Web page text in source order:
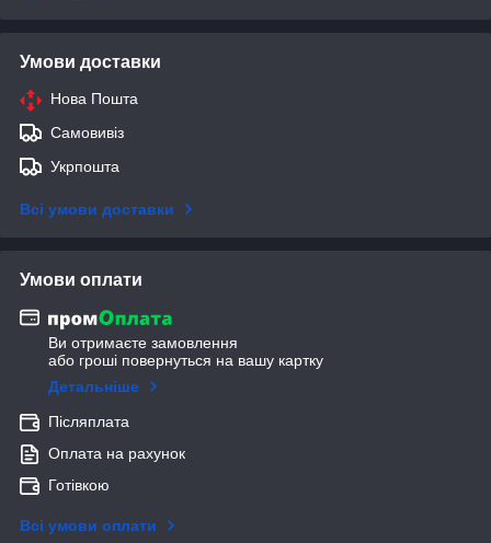
Умови доставки
Нова Пошта
Самовивіз
Укрпошта
Всі умови доставки
Умови оплати
Ви отримаєте замовлення
або гроші повернуться на вашу картку
Детальніше
Післяплата
Оплата на рахунок
Готівкою
Всі умови оплати